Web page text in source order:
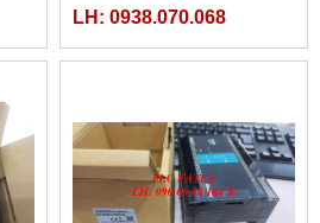
LH: 0938.070.068